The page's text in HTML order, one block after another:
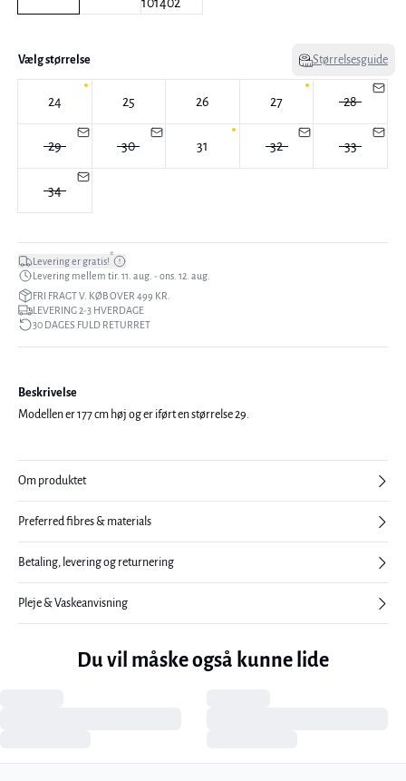
Vælg størrelse Størrelsesguide
24 25 26 27 28
29 30 31 32 33
34
Levering er gratis!*
Levering mellem tir. 11. aug. - ons. 12. aug.
FRI FRAGT V. KØB OVER 499 KR.
LEVERING 2-3 HVERDAGE
30 DAGES FULD RETURRET
Beskrivelse
Modellen er 177 cm høj og er iført en størrelse 29.
Om produktet
Preferred fibres & materials
Betaling, levering og returnering
Pleje & Vaskeanvisning
Du vil måske også kunne lide